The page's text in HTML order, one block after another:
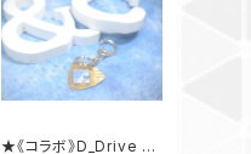
★《コラボ》D_Drive C